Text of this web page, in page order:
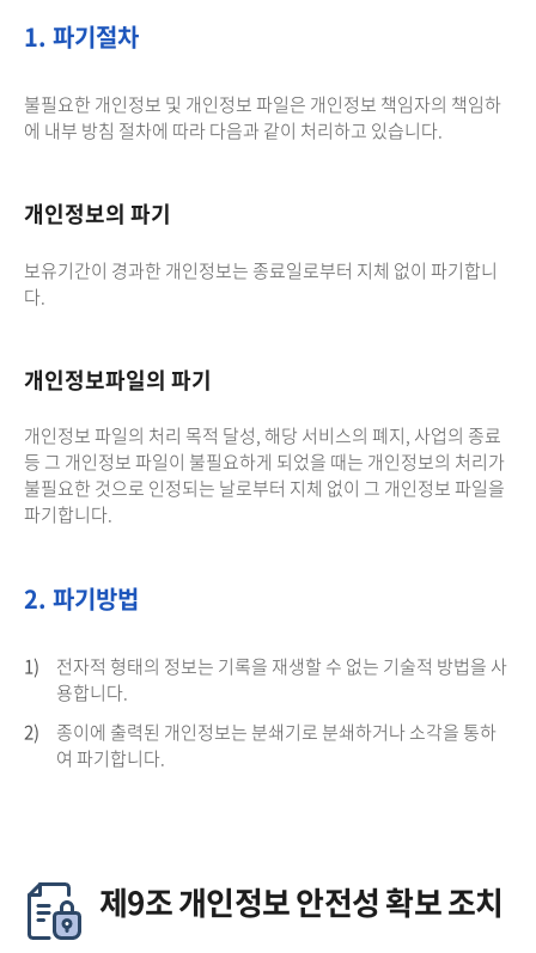
1. 파기절차
불필요한 개인정보 및 개인정보 파일은 개인정보 책임자의 책임하
에 내부 방침 절차에 따라 다음과 같이 처리하고 있습니다.
개인정보의 파기
보유기간이 경과한 개인정보는 종료일로부터 지체 없이 파기합니
다.
개인정보파일의 파기
개인정보 파일의 처리 목적 달성, 해당 서비스의 폐지, 사업의 종료
등 그 개인정보 파일이 불필요하게 되었을 때는 개인정보의 처리가
불필요한 것으로 인정되는 날로부터 지체 없이 그 개인정보 파일을
파기합니다.
2. 파기방법
1)
전자적 형태의 정보는 기록을 재생할 수 없는 기술적 방법을 사
용합니다.
2)
종이에 출력된 개인정보는 분쇄기로 분쇄하거나 소각을 통하
여 파기합니다.
제9조 개인정보 안전성 확보 조치